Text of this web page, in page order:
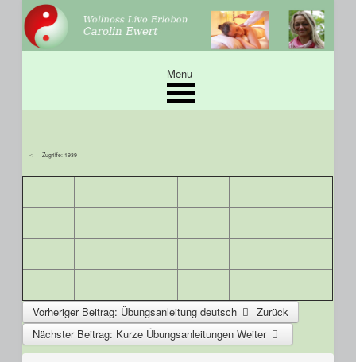
Menu
Zugriffe: 1939
Vorheriger Beitrag: Übungsanleitung deutsch
Zurück
Nächster Beitrag: Kurze ÜbungsanleitungenWeiter